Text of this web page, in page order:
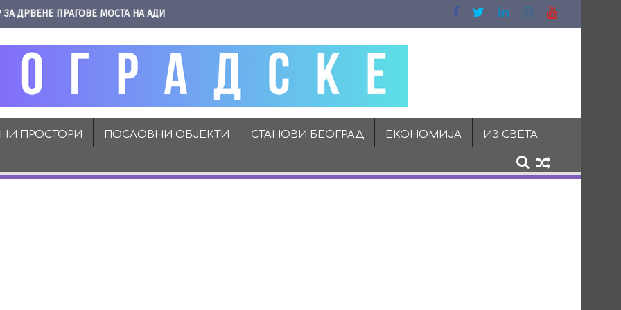
ЗА ДРВЕНЕ ПРАГОВЕ МОСТА НА АДИ
ПРОСТОРИ ПОСЛОВНИ ОБЈЕКТИ СТАНОВИ БЕОГРАД ЕКОНОМИЈА ИЗ СВЕТА